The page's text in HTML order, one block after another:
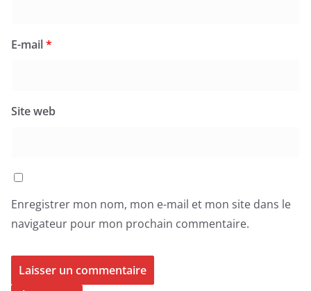
E-mail*
Site web
Enregistrer mon nom, mon e-mail et mon site dans le
navigateur pour mon prochain commentaire.